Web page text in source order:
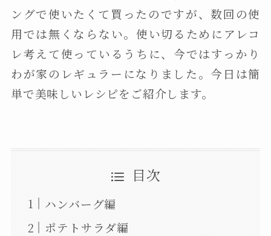
ングで使いたくて買ったのですが、数回の使
用では無くならない。使い切るためにアレコ
レ考えて使っているうちに、今ではすっかり
わが家のレギュラーになりました。今日は簡
単で美味しいレシピをご紹介します。
目次
ハンバーグ編
ポテトサラダ編